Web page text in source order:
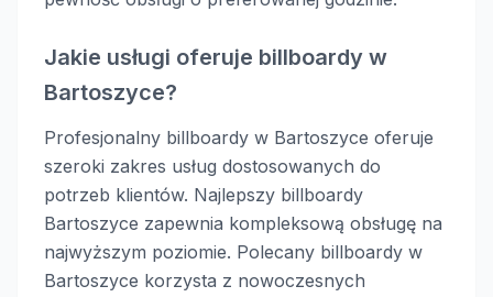
Jakie usługi oferuje billboardy w
Bartoszyce?
Profesjonalny billboardy w Bartoszyce oferuje
szeroki zakres usług dostosowanych do
potrzeb klientów. Najlepszy billboardy
Bartoszyce zapewnia kompleksową obsługę na
najwyższym poziomie. Polecany billboardy w
Bartoszyce korzysta z nowoczesnych